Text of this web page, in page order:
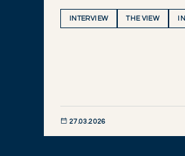
INTERVIEW THE VIEW
27.03.2026